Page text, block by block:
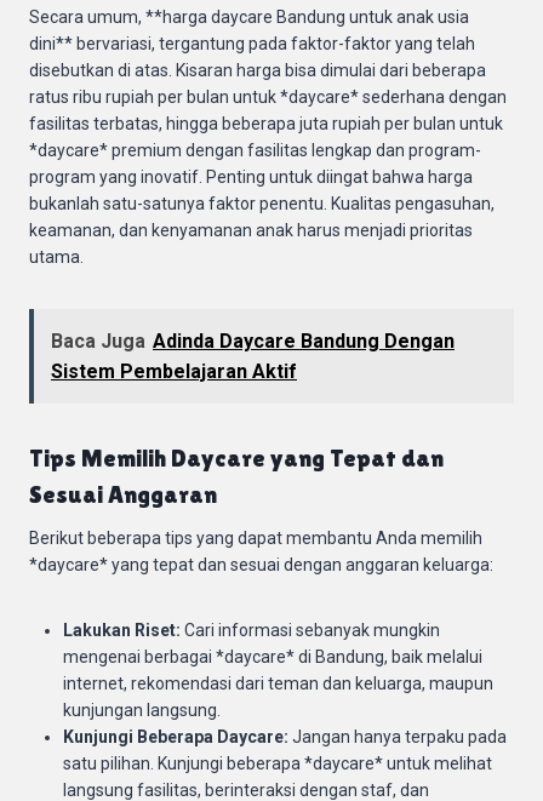
Secara umum, **harga daycare Bandung untuk anak usia
dini** bervariasi, tergantung pada faktor-faktor yang telah
disebutkan di atas. Kisaran harga bisa dimulai dari beberapa
ratus ribu rupiah per bulan untuk *daycare* sederhana dengan
fasilitas terbatas, hingga beberapa juta rupiah per bulan untuk
*daycare* premium dengan fasilitas lengkap dan program-
program yang inovatif. Penting untuk diingat bahwa harga
bukanlah satu-satunya faktor penentu. Kualitas pengasuhan,
keamanan, dan kenyamanan anak harus menjadi prioritas
utama.
Baca Juga Adinda Daycare Bandung Dengan
Sistem Pembelajaran Aktif
Tips Memilih Daycare yang Tepat dan
Sesuai Anggaran
Berikut beberapa tips yang dapat membantu Anda memilih
*daycare* yang tepat dan sesuai dengan anggaran keluarga:
Lakukan Riset: Cari informasi sebanyak mungkin
mengenai berbagai *daycare* di Bandung, baik melalui
internet, rekomendasi dari teman dan keluarga, maupun
kunjungan langsung.
Kunjungi Beberapa Daycare: Jangan hanya terpaku pada
satu pilihan. Kunjungi beberapa *daycare* untuk melihat
langsung fasilitas, berinteraksi dengan staf, dan